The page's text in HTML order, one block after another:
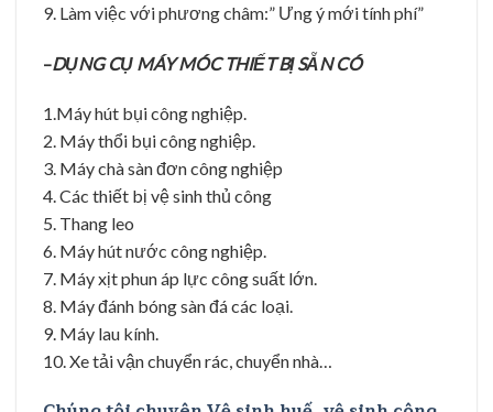
9. Làm việc với phương châm:” Ưng ý mới tính phí”
–DỤNG CỤ MÁY MÓC THIẾT BỊ SẴN CÓ
1.Máy hút bụi công nghiệp.
2. Máy thổi bụi công nghiệp.
3. Máy chà sàn đơn công nghiệp
4. Các thiết bị vệ sinh thủ công
5. Thang leo
6. Máy hút nước công nghiệp.
7. Máy xịt phun áp lực công suất lớn.
8. Máy đánh bóng sàn đá các loại.
9. Máy lau kính.
10. Xe tải vận chuyển rác, chuyển nhà…